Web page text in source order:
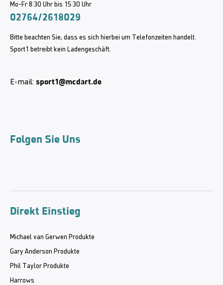
Mo-Fr 8:30 Uhr bis 15:30 Uhr
02764/2618029
Bitte beachten Sie, dass es sich hierbei um Telefonzeiten handelt.
Sport1 betreibt kein Ladengeschäft.
E-mail: sport1@mcdart.de
Folgen Sie Uns
Direkt Einstieg
Michael van Gerwen Produkte
Gary Anderson Produkte
Phil Taylor Produkte
Harrows